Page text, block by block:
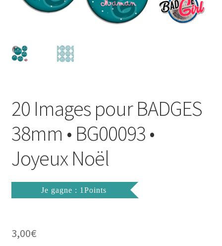
Mon compte
Politique de Confidentialité
Validation de la commande
20 Images pour BADGES
38mm • BG00093 •
Joyeux Noël
Je gagne : 1Points
3,00€